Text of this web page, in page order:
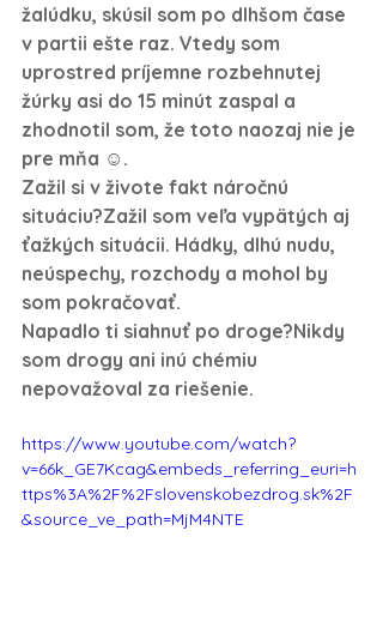
žalúdku, skúsil som po dlhšom čase
v partii ešte raz. Vtedy som
uprostred príjemne rozbehnutej
žúrky asi do 15 minút zaspal a
zhodnotil som, že toto naozaj nie je
pre mňa ☺.
Zažil si v živote fakt náročnú
situáciu?Zažil som veľa vypätých aj
ťažkých situácii. Hádky, dlhú nudu,
neúspechy, rozchody a mohol by
som pokračovať.
Napadlo ti siahnuť po droge?Nikdy
som drogy ani inú chémiu
nepovažoval za riešenie.
https://www.youtube.com/watch?
v=66k_GE7Kcag&embeds_referring_euri=h
ttps%3A%2F%2Fslovenskobezdrog.sk%2F
&source_ve_path=MjM4NTE